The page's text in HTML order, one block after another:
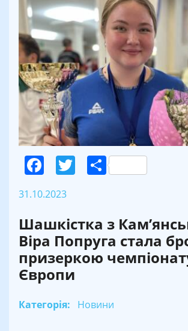
Facebook
Twitter
31.10.2023
Шашкістка з
Віра Попруга стала
призеркою
Європи
Категорія: Новини